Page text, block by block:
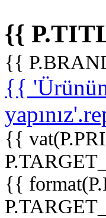
{{
{{
{{
{{
{{